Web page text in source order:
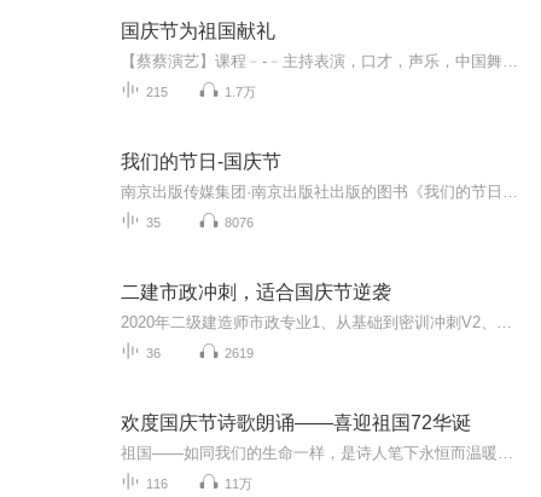
国庆节为祖国献礼
215 1.7万
我们的节日-国庆节
35 8076
二建市政冲刺，适合国庆节逆袭
36 2619
欢度国庆节诗歌朗诵——喜迎祖国72华诞
116 11万